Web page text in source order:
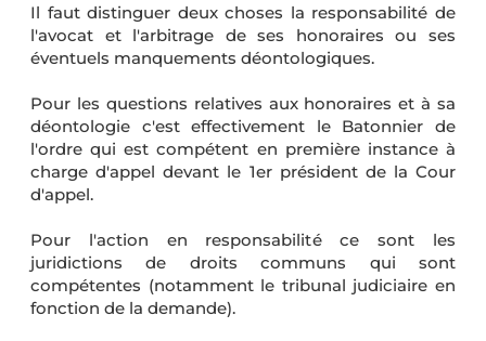
Il faut distinguer deux choses la responsabilité de
l'avocat et l'arbitrage de ses honoraires ou ses
éventuels manquements déontologiques.
Pour les questions relatives aux honoraires et à sa
déontologie c'est effectivement le Batonnier de
l'ordre qui est compétent en première instance à
charge d'appel devant le 1er président de la Cour
d'appel.
Pour l'action en responsabilité ce sont les
juridictions de droits communs qui sont
compétentes (notamment le tribunal judiciaire en
fonction de la demande).